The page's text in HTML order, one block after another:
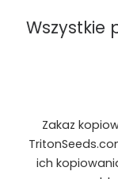
Wszystkie
Zakaz
ich